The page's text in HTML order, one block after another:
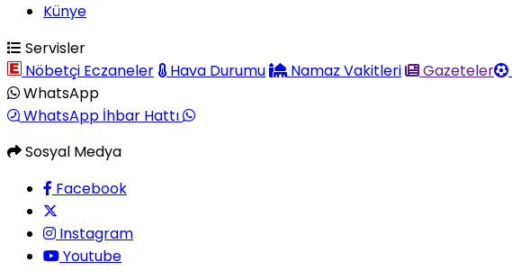
Künye
Servisler
Nöbetçi Eczaneler
Hava Durumu Namaz Vakitleri Gazeteler
WhatsApp
WhatsApp İhbar Hattı
Sosyal Medya
Facebook
Instagram
Youtube